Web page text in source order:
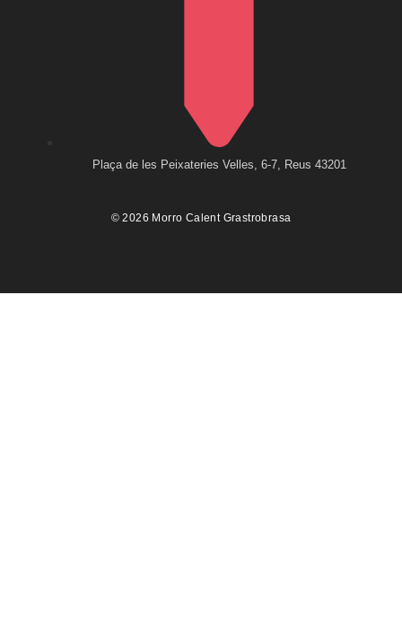
Plaça de les Peixateries Velles, 6-7, Reus 43201
© 2026 Morro Calent Grastrobrasa